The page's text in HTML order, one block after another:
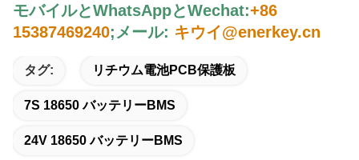
モバイルとWhatsAppとWechat:+86
15387469240;メール: キウイ@enerkey.cn
タグ: リチウム電池PCB保護板
7S 18650 バッテリーBMS
24V 18650 バッテリーBMS